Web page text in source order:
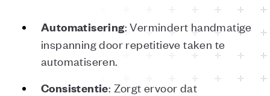
Automatisering: Vermindert handmatige
inspanning door repetitieve taken te
automatiseren.
Consistentie: Zorgt ervoor dat